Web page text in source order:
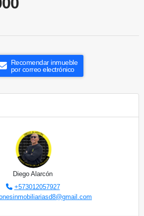
Recomendar inmueble
por correo electrónico
Diego Alarcón
+573012057927